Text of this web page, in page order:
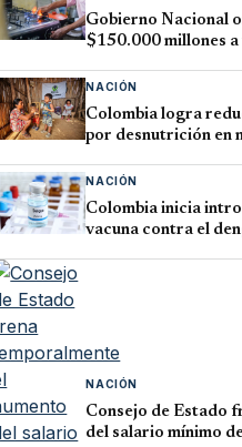
Gobierno Nacional
$150.000 millones
NACIÓN
Colombia logra
por desnutrición en
NACIÓN
Colombia inicia
vacuna contra el
NACIÓN
Consejo de Estado
del salario mínimo